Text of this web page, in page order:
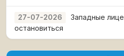
27-07-2026
Западные
остановиться